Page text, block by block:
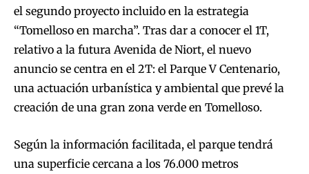
el segundo proyecto incluido en la estrategia
“Tomelloso en marcha”. Tras dar a conocer el 1T,
relativo a la futura Avenida de Niort, el nuevo
anuncio se centra en el 2T: el Parque V Centenario,
una actuación urbanística y ambiental que prevé la
creación de una gran zona verde en Tomelloso.
Según la información facilitada, el parque tendrá
una superficie cercana a los 76.000 metros